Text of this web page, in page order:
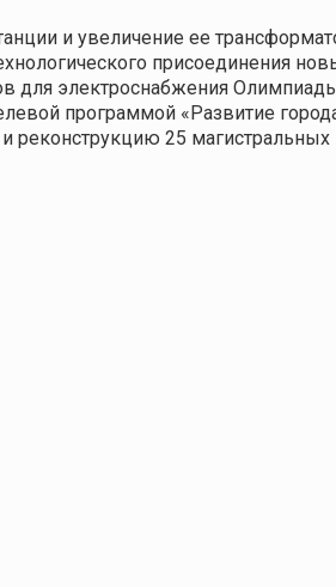
и увеличение ее
присоединения
электроснабжения
программой «Развитие
реконструкцию 25